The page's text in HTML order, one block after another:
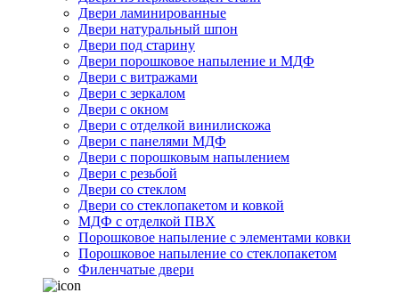
Двери ламинированные
Двери натуральный шпон
Двери под старину
Двери порошковое напыление и МДФ
Двери с витражами
Двери с зеркалом
Двери с окном
Двери с отделкой винилискожа
Двери с панелями МДФ
Двери с порошковым напылением
Двери с резьбой
Двери со стеклом
Двери со стеклопакетом и ковкой
МДФ с отделкой ПВХ
Порошковое напыление с элементами ковки
Порошковое напыление со стеклопакетом
Филенчатые двери